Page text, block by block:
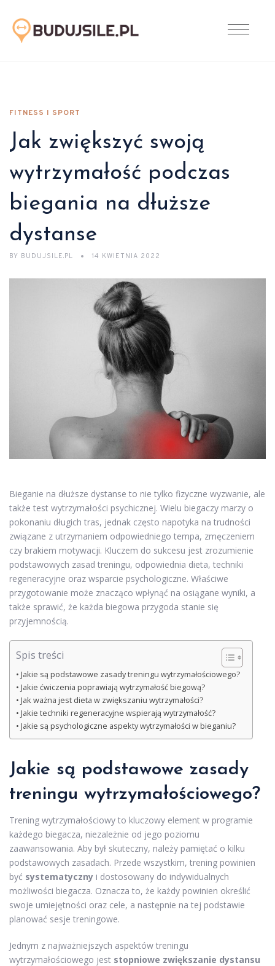
FITNESS I SPORT
Jak zwiększyć swoją
wytrzymałość podczas
biegania na dłuższe
dystanse
BY BUDUJSILE.PL 14 KWIETNIA 2022
Bieganie na dłuższe dystanse to nie tylko fizyczne wyzwanie, ale
także test wytrzymałości psychicznej. Wielu biegaczy marzy o
pokonaniu długich tras, jednak często napotyka na trudności
związane z utrzymaniem odpowiedniego tempa, zmęczeniem
czy brakiem motywacji. Kluczem do sukcesu jest zrozumienie
podstawowych zasad treningu, odpowiednia dieta, techniki
regeneracyjne oraz wsparcie psychologiczne. Właściwe
przygotowanie może znacząco wpłynąć na osiągane wyniki, a
także sprawić, że każda biegowa przygoda stanie się
przyjemnością.
Spis treści
Jakie są podstawowe zasady treningu wytrzymałościowego?
Jakie ćwiczenia poprawiają wytrzymałość biegową?
Jak ważna jest dieta w zwiększaniu wytrzymałości?
Jakie techniki regeneracyjne wspierają wytrzymałość?
Jakie są psychologiczne aspekty wytrzymałości w bieganiu?
Jakie są podstawowe zasady
treningu wytrzymałościowego?
Trening wytrzymałościowy to kluczowy element w programie
każdego biegacza, niezależnie od jego poziomu
zaawansowania. Aby był skuteczny, należy pamiętać o kilku
podstawowych zasadach. Przede wszystkim, trening powinien
być systematyczny i dostosowany do indywidualnych
możliwości biegacza. Oznacza to, że każdy powinien określić
swoje umiejętności oraz cele, a następnie na tej podstawie
planować sesje treningowe.
Jednym z najważniejszych aspektów treningu
wytrzymałościowego jest stopniowe zwiększanie dystansu